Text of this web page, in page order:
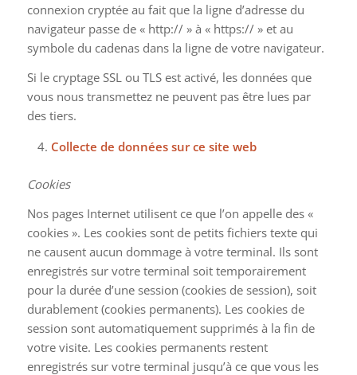
connexion cryptée au fait que la ligne d’adresse du
navigateur passe de « http:// » à « https:// » et au
symbole du cadenas dans la ligne de votre navigateur.
Si le cryptage SSL ou TLS est activé, les données que
vous nous transmettez ne peuvent pas être lues par
des tiers.
Collecte de données sur ce site web
Cookies
Nos pages Internet utilisent ce que l’on appelle des «
cookies ». Les cookies sont de petits fichiers texte qui
ne causent aucun dommage à votre terminal. Ils sont
enregistrés sur votre terminal soit temporairement
pour la durée d’une session (cookies de session), soit
durablement (cookies permanents). Les cookies de
session sont automatiquement supprimés à la fin de
votre visite. Les cookies permanents restent
enregistrés sur votre terminal jusqu’à ce que vous les